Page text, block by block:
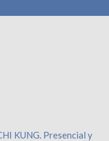
KUNG. Presencial y